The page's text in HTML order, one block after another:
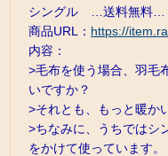
シングル …送料無料…
商品URL： https://
内容：
>毛布を使う場合、羽毛
いですか？
>それとも、もっと暖か
>ちなみに、うちではシ
をかけて使っています。